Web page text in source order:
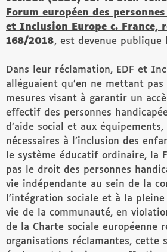
Forum européen des
et Inclusion Europe c. France,
168/2018, est devenue publique
Dans leur réclamation, EDF et
alléguaient qu’en ne mettant
mesures visant à garantir un
effectif des personnes
d’aide social et aux
nécessaires à l’inclusion des
le système éducatif ordinaire, la
pas le droit des personnes
vie indépendante au sein de la
l’intégration sociale et à la
vie de la communauté, en
de la Charte sociale européenne
organisations réclamantes, cette